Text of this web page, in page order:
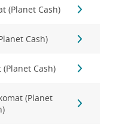
(Planet Cash)
Cash)
(Planet Cash)
(Planet